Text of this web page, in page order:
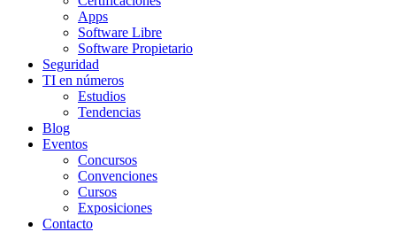
Apps
Software Libre
Software Propietario
Seguridad
TI en números
Estudios
Tendencias
Blog
Eventos
Concursos
Convenciones
Cursos
Exposiciones
Contacto